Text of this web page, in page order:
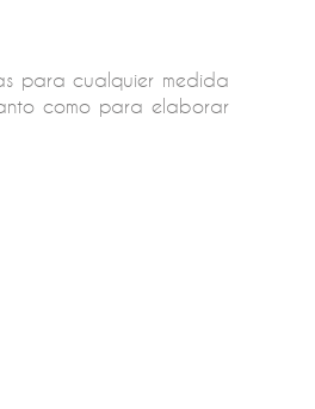
para cualquier medida
como para elaborar